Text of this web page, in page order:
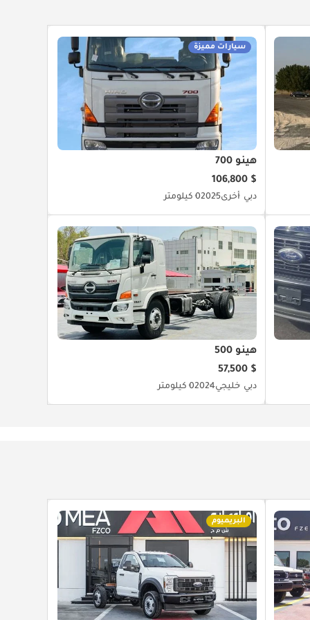
سيارات مميزة
هينو 700
$ 106,800
دبي أخرى20250 كيلومتر
هينو 500
$ 57,500
دبي خليجي20240 كيلومتر
البريميوم